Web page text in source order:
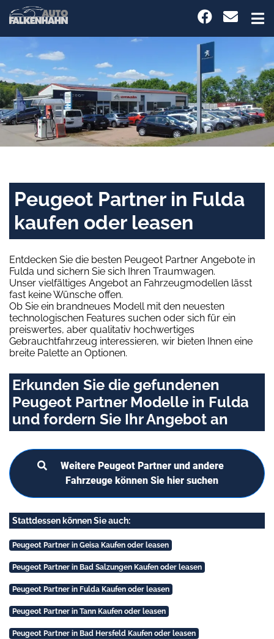
Peugeot Partner in Fulda
kaufen oder leasen
Entdecken Sie die besten Peugeot Partner Angebote in
Fulda und sichern Sie sich Ihren Traumwagen.
Unser vielfältiges Angebot an Fahrzeugmodellen lässt
fast keine Wünsche offen.
Ob Sie ein brandneues Modell mit den neuesten
technologischen Features suchen oder sich für ein
preiswertes, aber qualitativ hochwertiges
Gebrauchtfahrzeug interessieren, wir bieten Ihnen eine
breite Palette an Optionen.
Erkunden Sie die gefundenen
Peugeot Partner Modelle in Fulda
und fordern Sie Ihr Angebot an
Weitere Peugeot Partner und andere
Fahrzeuge können Sie hier suchen
Stattdessen können Sie auch:
Peugeot Partner in Geisa Kaufen oder leasen
Peugeot Partner in Bad Salzungen Kaufen oder leasen
Peugeot Partner in Fulda Kaufen oder leasen
Peugeot Partner in Tann Kaufen oder leasen
Peugeot Partner in Bad Hersfeld Kaufen oder leasen